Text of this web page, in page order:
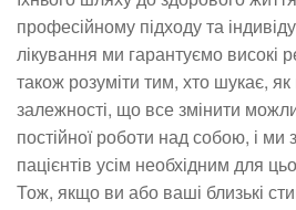
професійному підходу та
лікування ми гарантуємо високі
також розуміти тим, хто шукає,
залежності, що все змінити
постійної роботи над собою, і ми
пацієнтів усім необхідним для
Тож, якщо ви або ваші близькі